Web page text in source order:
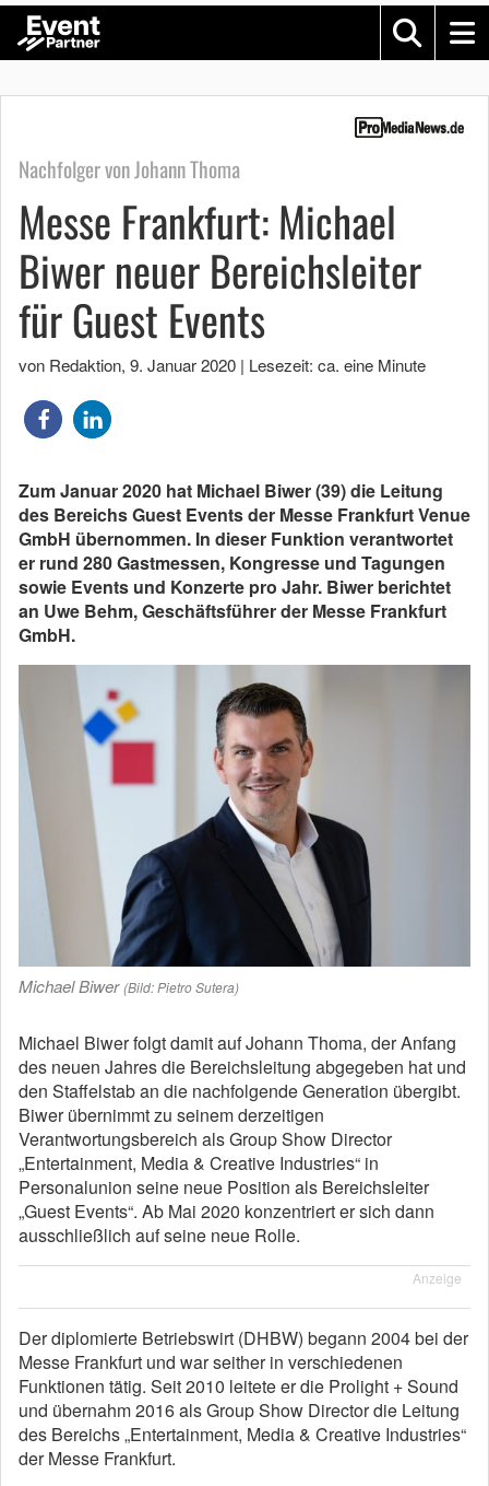
Nachfolger von Johann Thoma
Messe Frankfurt: Michael
Biwer neuer Bereichsleiter
für Guest Events
von Redaktion, 9. Januar 2020 | Lesezeit: ca. eine Minute
Zum Januar 2020 hat Michael Biwer (39) die Leitung
des Bereichs Guest Events der Messe Frankfurt Venue
GmbH übernommen. In dieser Funktion verantwortet
er rund 280 Gastmessen, Kongresse und Tagungen
sowie Events und Konzerte pro Jahr. Biwer berichtet
an Uwe Behm, Geschäftsführer der Messe Frankfurt
GmbH.
Michael Biwer (Bild: Pietro Sutera)
Michael Biwer folgt damit auf Johann Thoma, der Anfang
des neuen Jahres die Bereichsleitung abgegeben hat und
den Staffelstab an die nachfolgende Generation übergibt.
Biwer übernimmt zu seinem derzeitigen
Verantwortungsbereich als Group Show Director
„Entertainment, Media & Creative Industries“ in
Personalunion seine neue Position als Bereichsleiter
„Guest Events“. Ab Mai 2020 konzentriert er sich dann
ausschließlich auf seine neue Rolle.
Anzeige
Der diplomierte Betriebswirt (DHBW) begann 2004 bei der
Messe Frankfurt und war seither in verschiedenen
Funktionen tätig. Seit 2010 leitete er die Prolight + Sound
und übernahm 2016 als Group Show Director die Leitung
des Bereichs „Entertainment, Media & Creative Industries“
der Messe Frankfurt.